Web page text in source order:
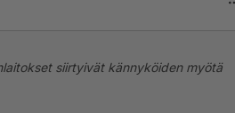
siirtyivät kännyköiden myötä